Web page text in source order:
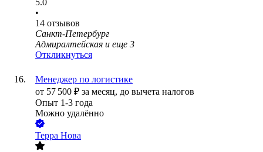
5.0
•
14 отзывов
Санкт-Петербург
Адмиралтейская и еще 3
Откликнуться
Менеджер по логистике
от 57 500 ₽ за месяц, до вычета налогов
Опыт 1-3 года
Можно удалённо
Терра Нова